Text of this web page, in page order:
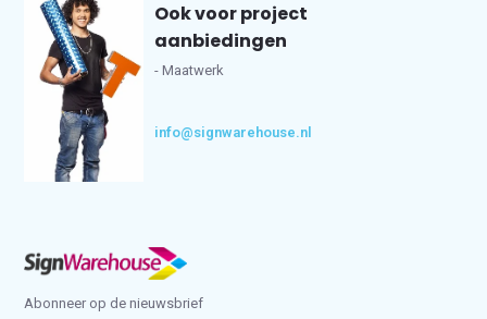
Ook voor project
aanbiedingen
- Maatwerk
info@signwarehouse.nl
Abonneer op de nieuwsbrief